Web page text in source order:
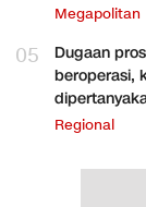
Megapolitan
05
Dugaan
beroperasi,
Regional